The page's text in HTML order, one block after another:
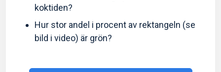
koktiden?
Hur stor andel i procent av rektangeln (se
bild i video) är grön?